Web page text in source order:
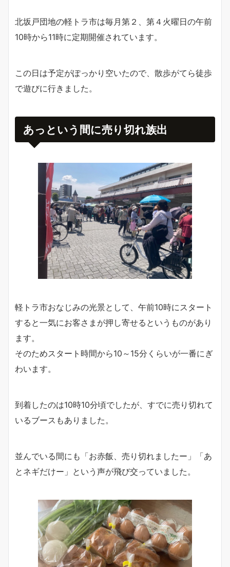
北坂戸団地の軽トラ市は毎月第２、第４火曜日の午前
10時から11時に定期開催されています。
この日は予定がぽっかり空いたので、散歩がてら徒歩
で遊びに行きました。
あっという間に売り切れ族出
軽トラ市おなじみの光景として、午前10時にスタート
すると一気にお客さまが押し寄せるというものがあり
ます。
そのためスタート時間から10～15分くらいが一番にぎ
わいます。
到着したのは10時10分頃でしたが、すでに売り切れて
いるブースもありました。
並んでいる間にも「お赤飯、売り切れましたー」「あ
とネギだけー」という声が飛び交っていました。